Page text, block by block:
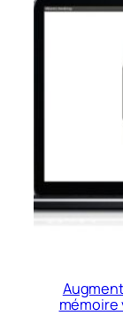
mémoire